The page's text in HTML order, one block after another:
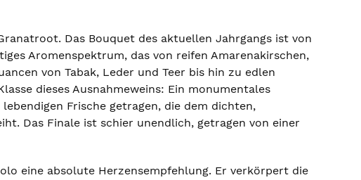
Das Bouquet des aktuellen Jahrgangs ist von
Aromenspektrum, das von reifen Amarenakirschen,
von Tabak, Leder und Teer bis hin zu edlen
dieses Ausnahmeweins: Ein monumentales
Frische getragen, die dem dichten,
Das Finale ist schier unendlich, getragen von einer
eine absolute Herzensempfehlung. Er verkörpert die